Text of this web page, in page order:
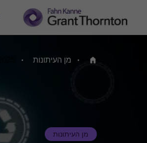
Home מן העיתונות
מן העיתונות